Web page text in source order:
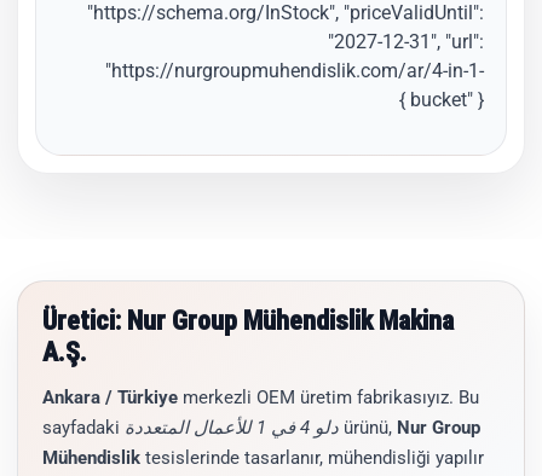
"https://schema.org/InStock", "priceValidUntil":
"2027-12-31", "url":
"https://nurgroupmuhendislik.com/ar/4-in-1-
bucket" } }
Üretici: Nur Group Mühendislik Makina
A.Ş.
Ankara / Türkiye merkezli OEM üretim fabrikasıyız. Bu
sayfadaki
دلو 4 في 1 للأعمال المتعددة ürünü, Nur Group
Mühendislik tesislerinde tasarlanır, mühendisliği yapılır